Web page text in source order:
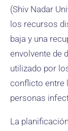
(Shiv Nadar
los recursos
baja y una
envolvente de
utilizado por
conflicto entre
personas
La